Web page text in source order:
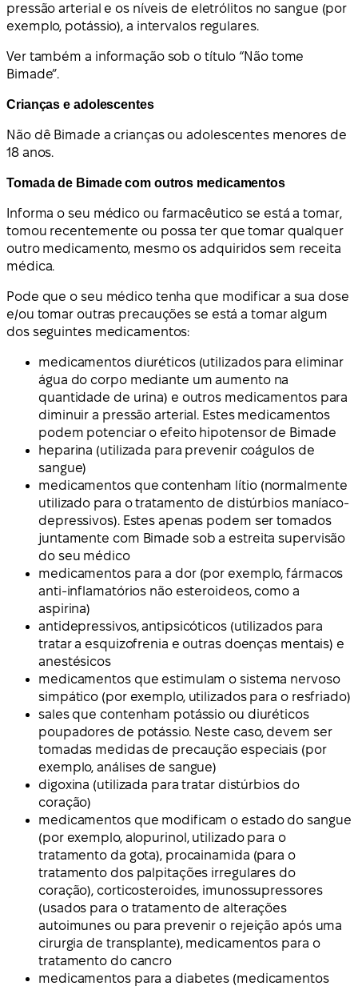
pressão arterial e os níveis de eletrólitos no sangue (por
exemplo, potássio), a intervalos regulares.
Ver também a informação sob o título “Não tome
Bimade”.
Crianças e adolescentes
Não dê Bimade a crianças ou adolescentes menores de
18 anos.
Tomada de Bimade com outros medicamentos
Informa o seu médico ou farmacêutico se está a tomar,
tomou recentemente ou possa ter que tomar qualquer
outro medicamento, mesmo os adquiridos sem receita
médica.
Pode que o seu médico tenha que modificar a sua dose
e/ou tomar outras precauções se está a tomar algum
dos seguintes medicamentos:
medicamentos diuréticos (utilizados para eliminar
água do corpo mediante um aumento na
quantidade de urina) e outros medicamentos para
diminuir a pressão arterial. Estes medicamentos
podem potenciar o efeito hipotensor de Bimade
heparina (utilizada para prevenir coágulos de
sangue)
medicamentos que contenham lítio (normalmente
utilizado para o tratamento de distúrbios maníaco-
depressivos). Estes apenas podem ser tomados
juntamente com Bimade sob a estreita supervisão
do seu médico
medicamentos para a dor (por exemplo, fármacos
anti-inflamatórios não esteroideos, como a
aspirina)
antidepressivos, antipsicóticos (utilizados para
tratar a esquizofrenia e outras doenças mentais) e
anestésicos
medicamentos que estimulam o sistema nervoso
simpático (por exemplo, utilizados para o resfriado)
sales que contenham potássio ou diuréticos
poupadores de potássio. Neste caso, devem ser
tomadas medidas de precaução especiais (por
exemplo, análises de sangue)
digoxina (utilizada para tratar distúrbios do
coração)
medicamentos que modificam o estado do sangue
(por exemplo, alopurinol, utilizado para o
tratamento da gota), procainamida (para o
tratamento dos palpitações irregulares do
coração), corticosteroides, imunossupressores
(usados para o tratamento de alterações
autoimunes ou para prevenir o rejeição após uma
cirurgia de transplante), medicamentos para o
tratamento do cancro
medicamentos para a diabetes (medicamentos